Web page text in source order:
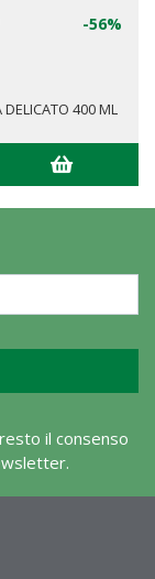
-56%
DELICATO 400 ML
il consenso